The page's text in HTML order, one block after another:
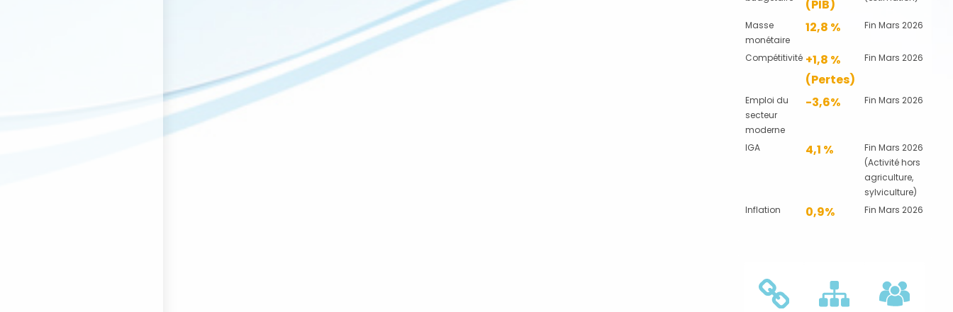
(PIB)
Masse
monétaire
12,8 % Fin Mars 2026
Compétitivité +1,8 %
(Pertes)
Fin Mars 2026
Emploi du
secteur
moderne
-3,6% Fin Mars 2026
IGA 4,1 %
Fin Mars 2026
(Activité hors
agriculture,
sylviculture)
Inflation
0,9% Fin Mars 2026